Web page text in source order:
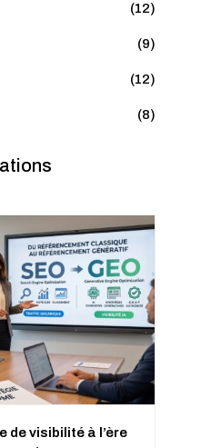
(12)
(9)
(12)
(8)
de visibilité à l’ère